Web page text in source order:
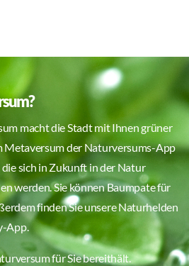
macht die Stadt mit Ihnen grüner
Metaversum der Naturversums-App
die sich in Zukunft in der Natur
werden. Sie können Baumpate für
finden Sie unsere Naturhelden
App.
für Sie bereithält.